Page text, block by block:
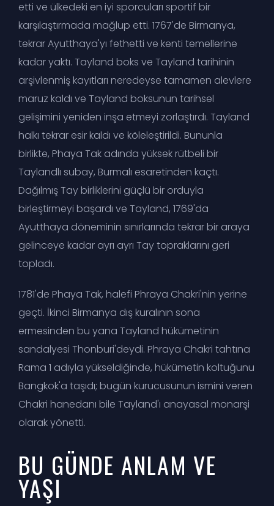
etti ve ülkedeki en iyi sporcuları sportif bir
karşılaştırmada mağlup etti. 1767'de Birmanya,
tekrar Ayutthaya'yı fethetti ve kenti temellerine
kadar yaktı. Tayland boks ve Tayland tarihinin
arşivlenmiş kayıtları neredeyse tamamen alevlere
maruz kaldı ve Tayland boksunun tarihsel
gelişimini yeniden inşa etmeyi zorlaştırdı. Tayland
halkı tekrar esir kaldı ve köleleştirildi. Bununla
birlikte, Phaya Tak adında yüksek rütbeli bir
Taylandlı subay, Burmalı esaretinden kaçtı.
Dağılmış Tay birliklerini güçlü bir orduyla
birleştirmeyi başardı ve Tayland, 1769'da
Ayutthaya döneminin sınırlarında tekrar bir araya
gelinceye kadar ayrı ayrı Tay topraklarını geri
topladı.
1781'de Phaya Tak, halefi Phraya Chakri'nin yerine
geçti. İkinci Birmanya dış kuralının sona
ermesinden bu yana Tayland hükümetinin
sandalyesi Thonburi'deydi. Phraya Chakri tahtına
Rama 1 adıyla yükseldiğinde, hükümetin koltuğunu
Bangkok'a taşıdı; bugün kurucusunun ismini veren
Chakri hanedanı bile Tayland'ı anayasal monarşi
olarak yönetti.
BU GÜNDE ANLAM VE
YAŞI